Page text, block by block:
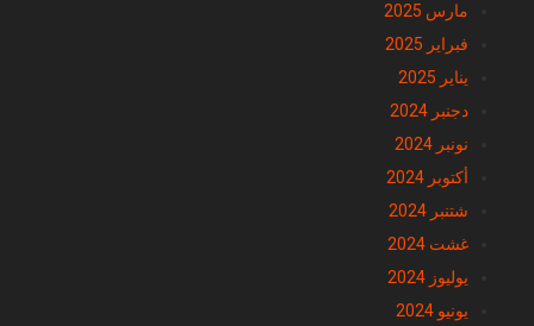
مارس 2025
فبراير 2025
يناير 2025
دجنبر 2024
نونبر 2024
أكتوبر 2024
شتنبر 2024
غشت 2024
يوليوز 2024
يونيو 2024